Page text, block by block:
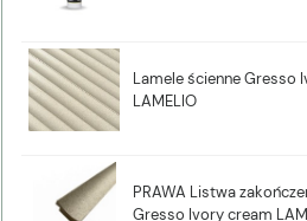
Lamele ścienne Gresso
LAMELIO
PRAWA Listwa
Gresso Ivory cream